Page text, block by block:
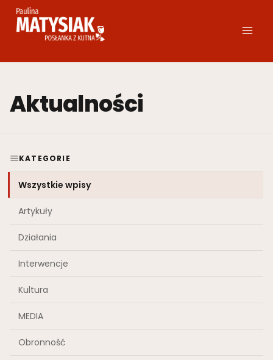
Przejdź
Aktualności
KATEGORIE
Wszystkie wpisy
Artykuły
Działania
Interwencje
Kultura
MEDIA
Obronność